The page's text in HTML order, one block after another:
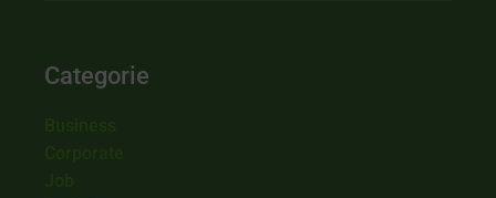
Categorie